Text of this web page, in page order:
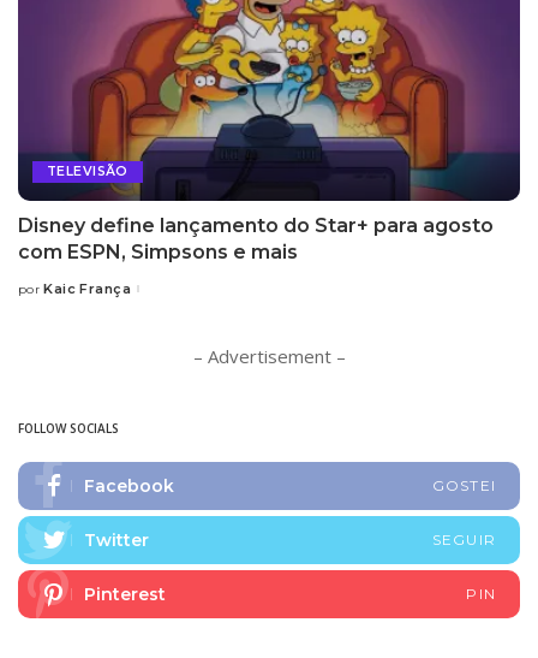
TELEVISÃO
Disney define lançamento do Star+ para agosto
com ESPN, Simpsons e mais
Posted
por Kaic França
– Advertisement –
FOLLOW SOCIALS
Facebook GOSTEI
Twitter SEGUIR
Pinterest PIN